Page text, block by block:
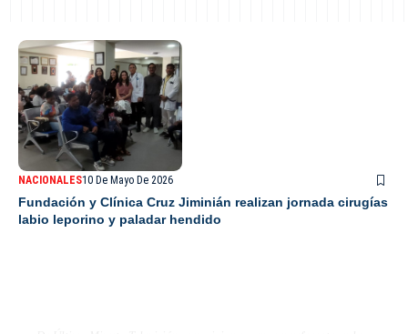
NACIONALES10 De Mayo De 2026
Fundación y Clínica Cruz Jiminián realizan jornada cirugías
labio leporino y paladar hendido